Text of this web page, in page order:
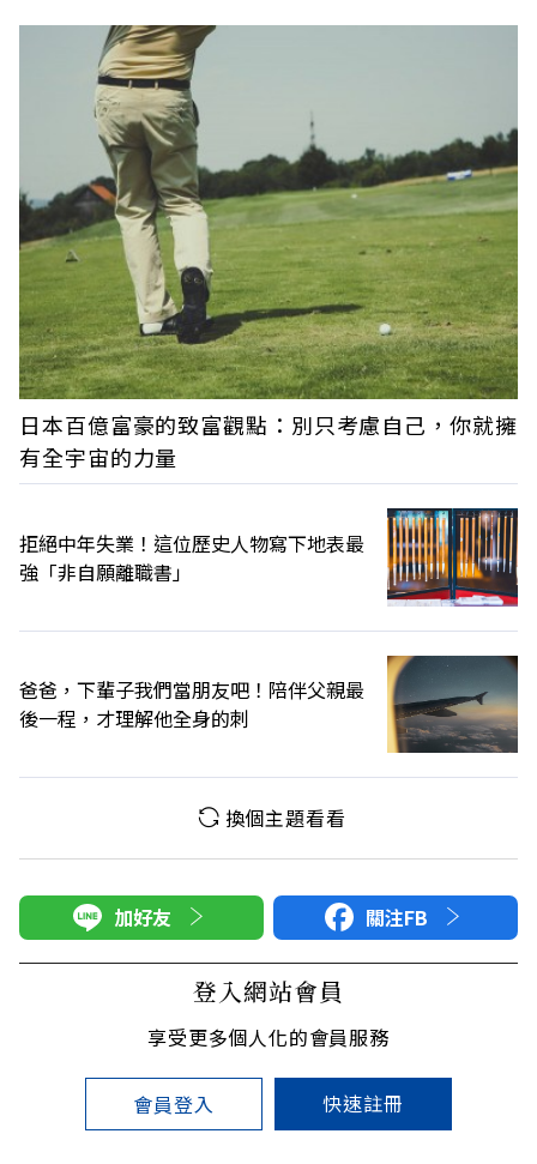
日本百億富豪的致富觀點：別只考慮自己，你就擁
有全宇宙的力量
拒絕中年失業！這位歷史人物寫下地表最
強「非自願離職書」
爸爸，下輩子我們當朋友吧！陪伴父親最
後一程，才理解他全身的刺
換個主題看看
加好友 關注FB
登入網站會員
享受更多個人化的會員服務
會員登入 快速註冊